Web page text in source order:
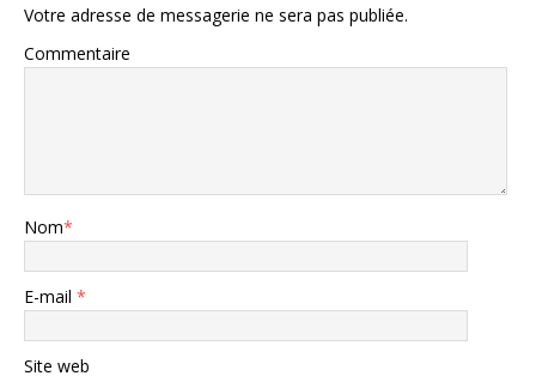
Votre adresse de messagerie ne sera pas publiée.
Commentaire
Nom*
E-mail *
Site web